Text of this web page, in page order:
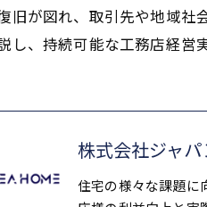
旧が図れ、取引先や地域社
し、持続可能な工務店経営
株式会社ジャ
住宅の様々な課題に